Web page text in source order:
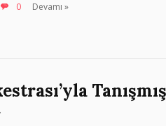
0 Devamı »